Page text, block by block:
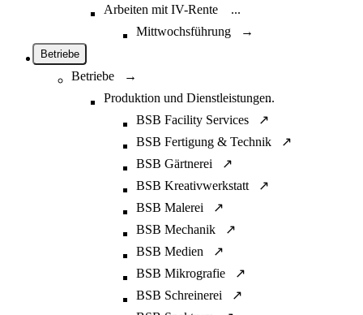
Arbeiten mit IV-Rente
...
Mittwochsführung →
Betriebe
Betriebe →
Produktion und Dienstleistungen...
BSB Facility Services ↗
BSB Fertigung & Technik ↗
BSB Gärtnerei ↗
BSB Kreativwerkstatt ↗
BSB Malerei ↗
BSB Mechanik ↗
BSB Medien ↗
BSB Mikrografie ↗
BSB Schreinerei ↗